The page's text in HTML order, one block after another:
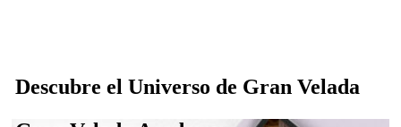
Descubre el Universo de Gran Velada